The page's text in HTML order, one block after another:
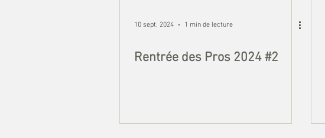
10 sept. 2024 1 min de lecture
Rentrée des Pros 2024 #2